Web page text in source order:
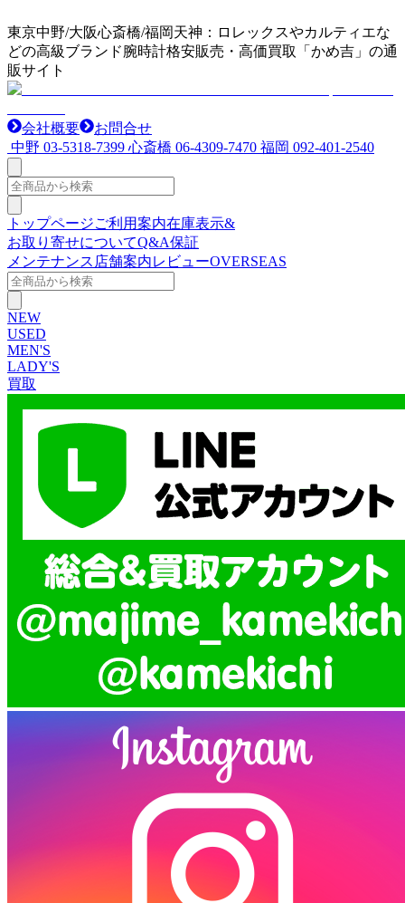
東京中野/大阪心斎橋/福岡天神：ロレックスやカルティエな
どの高級ブランド腕時計格安販売・高価買取「かめ吉」の通
販サイト
会社概要
お問合せ
中野 03-5318-7399 心斎橋 06-4309-7470 福岡 092-401-2540
トップページご利用案内在庫表示&
お取り寄せについてQ&A保証
メンテナンス 店舗案内レビューOVERSEAS
NEW
USED
MEN'S
LADY'S
買取